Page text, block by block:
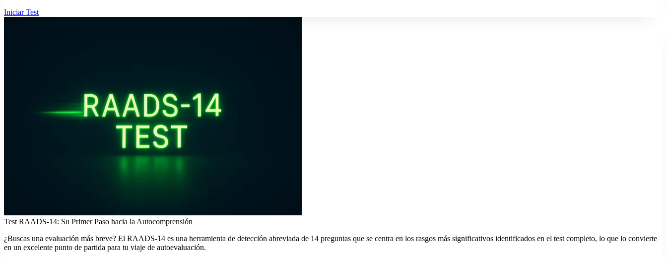
Iniciar Test
Test RAADS-14: Su Primer Paso hacia la Autocomprensión
¿Buscas una evaluación más breve? El RAADS-14 es una herramienta de detección abreviada de 14 preguntas que se centra en los rasgos más significativos identificados en el test completo, lo que lo convierte
en un excelente punto de partida para tu viaje de autoevaluación.